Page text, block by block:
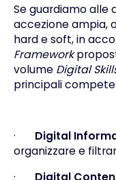
Se guardiamo alle
accezione ampia,
hard e soft, in
Framework
volumeDigital
principali
· Digital
organizzare e
· Digital